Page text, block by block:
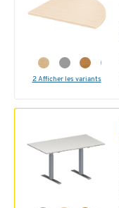
2 Afficher les variants